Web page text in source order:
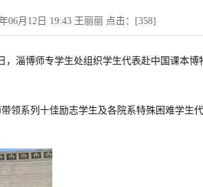
06月12日 19:43 王丽丽 点击：[358]
，淄博师专学生处组织学生代表赴中国课本
领系列十佳励志学生及各院系特殊困难学生